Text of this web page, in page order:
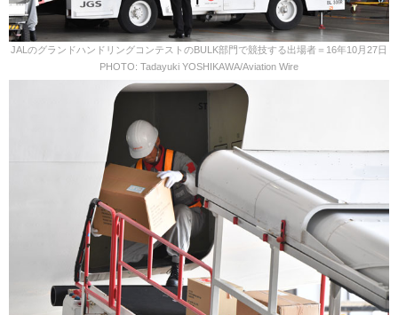
JALのグランドハンドリングコンテストのBULK部門で競技する出場者＝16年10月27日
PHOTO: Tadayuki YOSHIKAWA/Aviation Wire